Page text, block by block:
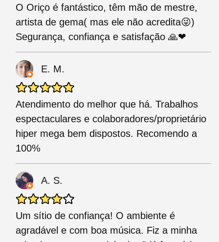
O Oriço é fantástico, têm mão de mestre,
artista de gema( mas ele não acredita😜)
Segurança, confiança e satisfação 🙏❤
E. M.
Atendimento do melhor que há. Trabalhos
espectaculares e colaboradores/proprietário
hiper mega bem dispostos. Recomendo a
100%
A. S.
Um sítio de confiança! O ambiente é
agradável e com boa música. Fiz a minha